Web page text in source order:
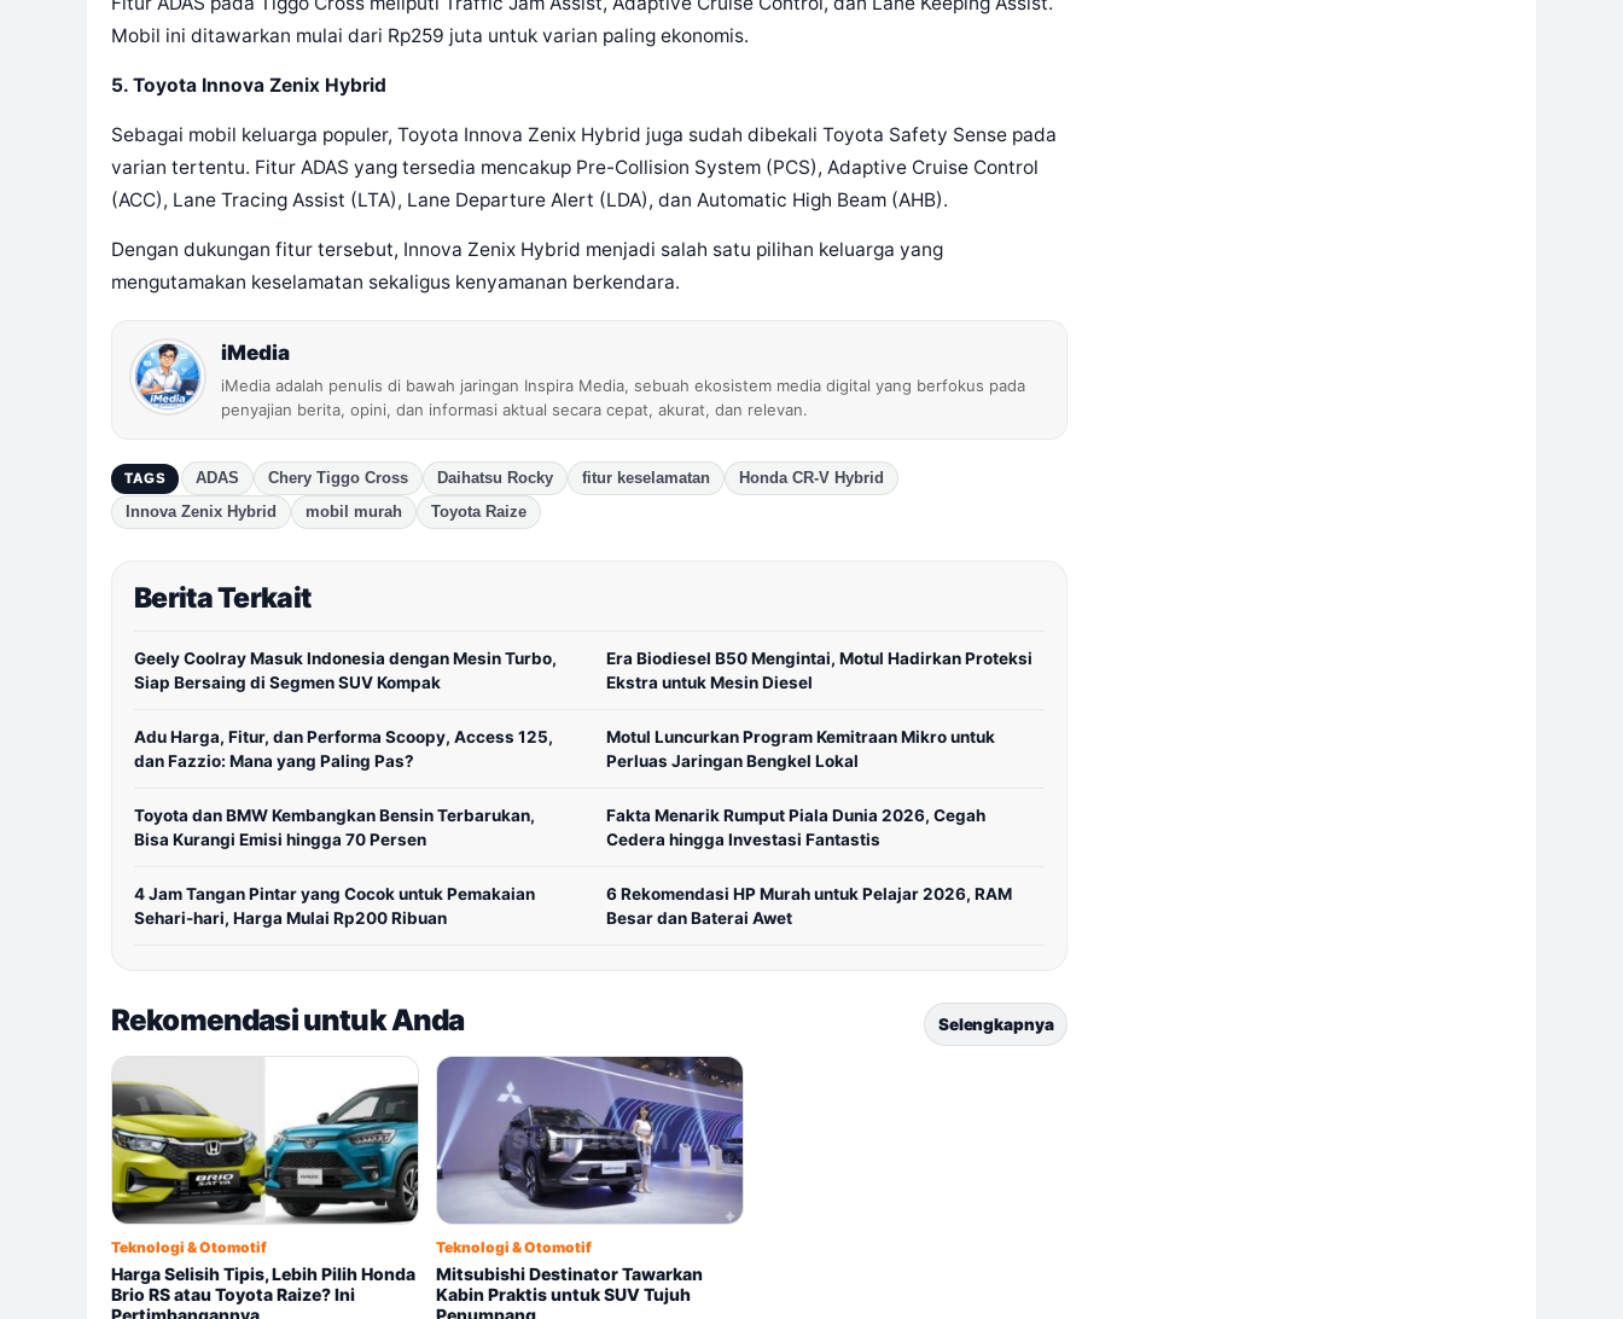
Mobil ini ditawarkan mulai dari Rp259 juta untuk varian paling ekonomis.
5. Toyota Innova Zenix Hybrid
Sebagai mobil keluarga populer, Toyota Innova Zenix Hybrid juga sudah dibekali Toyota Safety Sense pada
varian tertentu. Fitur ADAS yang tersedia mencakup Pre-Collision System (PCS), Adaptive Cruise Control
(ACC), Lane Tracing Assist (LTA), Lane Departure Alert (LDA), dan Automatic High Beam (AHB).
Dengan dukungan fitur tersebut, Innova Zenix Hybrid menjadi salah satu pilihan keluarga yang
mengutamakan keselamatan sekaligus kenyamanan berkendara.
iMedia
iMedia adalah penulis di bawah jaringan Inspira Media, sebuah ekosistem media digital yang berfokus pada
penyajian berita, opini, dan informasi aktual secara cepat, akurat, dan relevan.
TAGS ADAS Chery Tiggo Cross Daihatsu Rocky fitur keselamatan
Honda CR-V Hybrid
Innova Zenix Hybrid
mobil murah Toyota Raize
Berita Terkait
Geely Coolray Masuk Indonesia dengan Mesin Turbo,
Siap Bersaing di Segmen SUV Kompak
Era Biodiesel B50 Mengintai, Motul Hadirkan Proteksi
Ekstra untuk Mesin Diesel
Adu Harga, Fitur, dan Performa Scoopy, Access 125,
dan Fazzio: Mana yang Paling Pas?
Motul Luncurkan Program Kemitraan Mikro untuk
Perluas Jaringan Bengkel Lokal
Toyota dan BMW Kembangkan Bensin Terbarukan,
Bisa Kurangi Emisi hingga 70 Persen
Fakta Menarik Rumput Piala Dunia 2026, Cegah
Cedera hingga Investasi Fantastis
4 Jam Tangan Pintar yang Cocok untuk Pemakaian
Sehari-hari, Harga Mulai Rp200 Ribuan
6 Rekomendasi HP Murah untuk Pelajar 2026, RAM
Besar dan Baterai Awet
Rekomendasi untuk Anda Selengkapnya
Teknologi & Otomotif
Harga Selisih Tipis, Lebih Pilih Honda
Brio RS atau Toyota Raize? Ini
Teknologi & Otomotif
Mitsubishi Destinator Tawarkan
Kabin Praktis untuk SUV Tujuh